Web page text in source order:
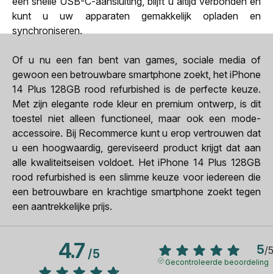
kunt u uw apparaten gemakkelijk opladen en
synchroniseren.
Of u nu een fan bent van games, sociale media of
gewoon een betrouwbare smartphone zoekt, het iPhone
14 Plus 128GB rood refurbished is de perfecte keuze.
Met zijn elegante rode kleur en premium ontwerp, is dit
toestel niet alleen functioneel, maar ook een mode-
accessoire. Bij Recommerce kunt u erop vertrouwen dat
u een hoogwaardig, gereviseerd product krijgt dat aan
alle kwaliteitseisen voldoet. Het iPhone 14 Plus 128GB
rood refurbished is een slimme keuze voor iedereen die
een betrouwbare en krachtige smartphone zoekt tegen
een aantrekkelijke prijs.
4.7/5 5/5
Gecontroleerde beoordeling